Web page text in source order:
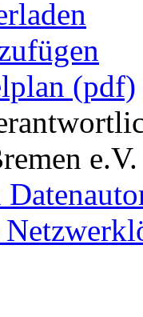
(pdf)
e.V.